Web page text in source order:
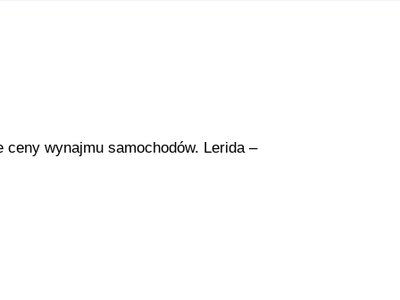
wynajmu samochodów. Lerida –